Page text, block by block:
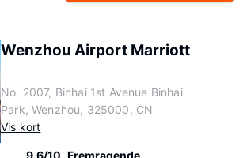
Wenzhou Airport Marriott
No. 2007, Binhai 1st Avenue Binhai
Park, Wenzhou, 325000, CN
Vis kort
9.6/10 Fremragende